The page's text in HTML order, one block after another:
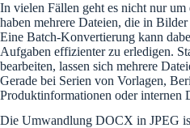
In vielen Fällen geht es nicht nur
haben mehrere Dateien, die in
Eine Batch-Konvertierung kann
Aufgaben effizienter zu erledigen.
bearbeiten, lassen sich mehrere
Gerade bei Serien von Vorlagen,
Produktinformationen oder internen
Die Umwandlung DOCX in JPEG